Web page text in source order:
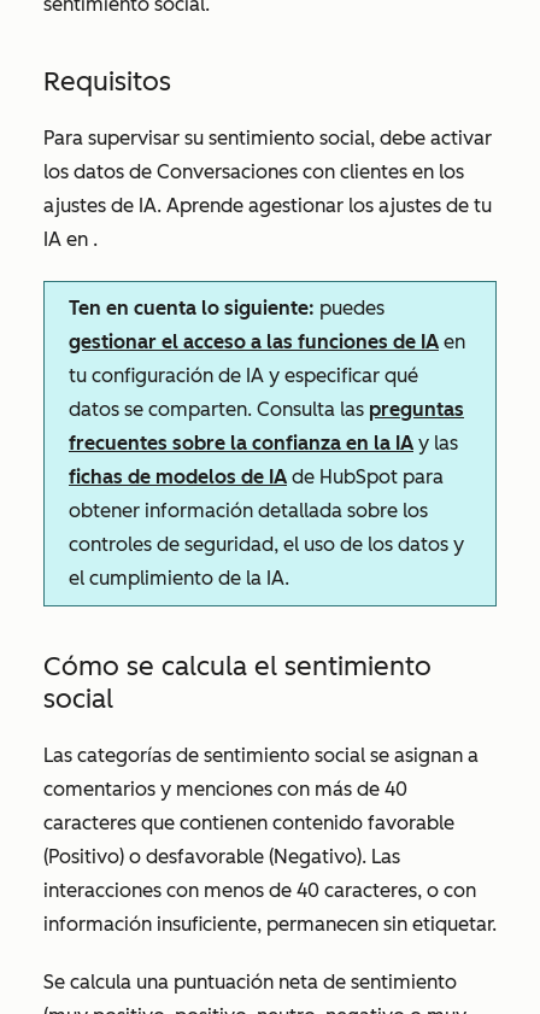
Requisitos
Para supervisar su sentimiento social, debe activar
los datos de Conversaciones con clientes en los
ajustes de IA. Aprende agestionar los ajustes de tu
IA en .
Ten en cuenta lo siguiente: puedes
gestionar el acceso a las funciones de IA en
tu configuración de IA y especificar qué
datos se comparten. Consulta las preguntas
frecuentes sobre la confianza en la IA y las
fichas de modelos de IA de HubSpot para
obtener información detallada sobre los
controles de seguridad, el uso de los datos y
el cumplimiento de la IA.
Cómo se calcula el sentimiento
social
Las categorías de sentimiento social se asignan a
comentarios y menciones con más de 40
caracteres que contienen contenido favorable
(Positivo) o desfavorable (Negativo). Las
interacciones con menos de 40 caracteres, o con
información insuficiente, permanecen sin etiquetar.
Se calcula una puntuación neta de sentimiento